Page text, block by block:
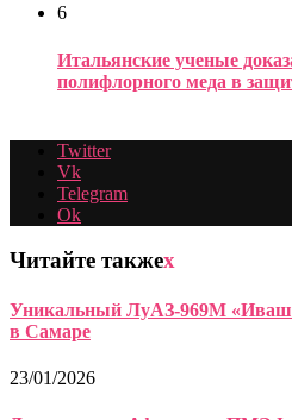
6
Итальянские ученые
полифлорного меда в
Twitter
Vk
Telegram
Ok
Читайте такжеx
Уникальный ЛуАЗ-969М
в Самаре
23/01/2026